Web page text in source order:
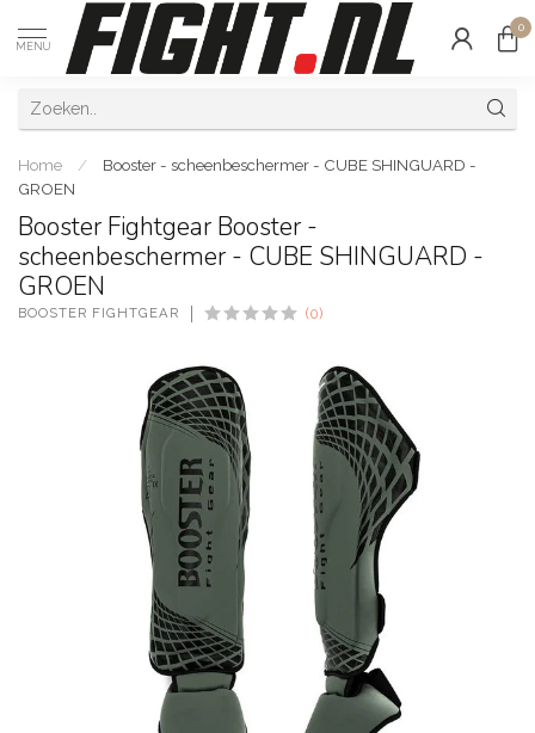
MENU
0
Home /
Booster - scheenbeschermer - CUBE SHINGUARD -
GROEN
Booster Fightgear Booster -
scheenbeschermer - CUBE SHINGUARD -
GROEN
BOOSTER FIGHTGEAR (0)